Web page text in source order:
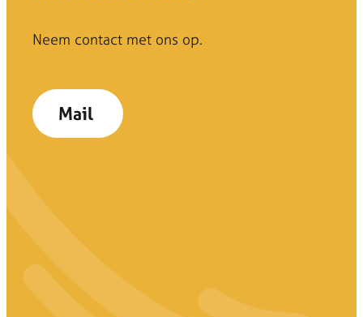
Neem contact met ons op.
Mail